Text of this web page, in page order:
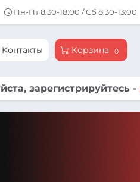
Пн-Пт 8:30-18:00 / Сб 8:30-13:00
Контакты Корзина 0
зарегистрируйтесь -